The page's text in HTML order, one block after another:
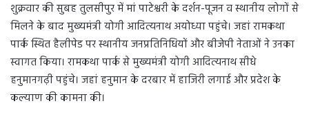
शुक्रवार की सुबह तुलसीपुर में मां पाटेश्वरी के दर्शन-पूजन व स्थानीय लोगों से
मिलने के बाद मुख्यमंत्री योगी आदित्यनाथ अयोध्या पहुंचे। जहां रामकथा
पार्क स्थित हैलीपेड पर स्थानीय जनप्रतिनिधियों और बीजेपी नेताओं ने उनका
स्वागत किया। रामकथा पार्क से मुख्यमंत्री योगी आदित्यनाथ सीधे
हनुमानगढ़ी पहुंचे। जहां हनुमान के दरबार में हाजिरी लगाई और प्रदेश के
कल्याण की कामना की।